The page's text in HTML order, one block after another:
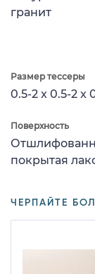
гранит
Размер тессеры
0.5-2 x 0.5-2 x
Поверхность
покрытая
ЧЕРПАЙТЕ